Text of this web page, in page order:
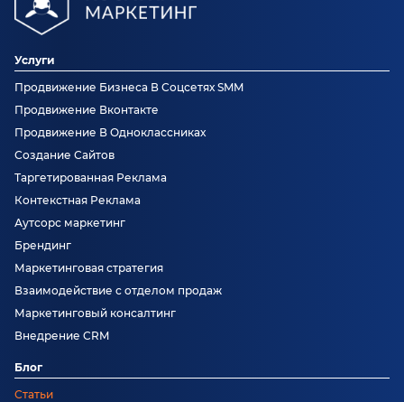
Услуги
Продвижение Бизнеса В Соцсетях SMM
Продвижение Вконтакте
Продвижение В Одноклассниках
Создание Сайтов
Таргетированная Реклама
Контекстная Реклама
Аутсорс маркетинг
Брендинг
Маркетинговая стратегия
Взаимодействие с отделом продаж
Маркетинговый консалтинг
Внедрение CRM
Блог
Статьи